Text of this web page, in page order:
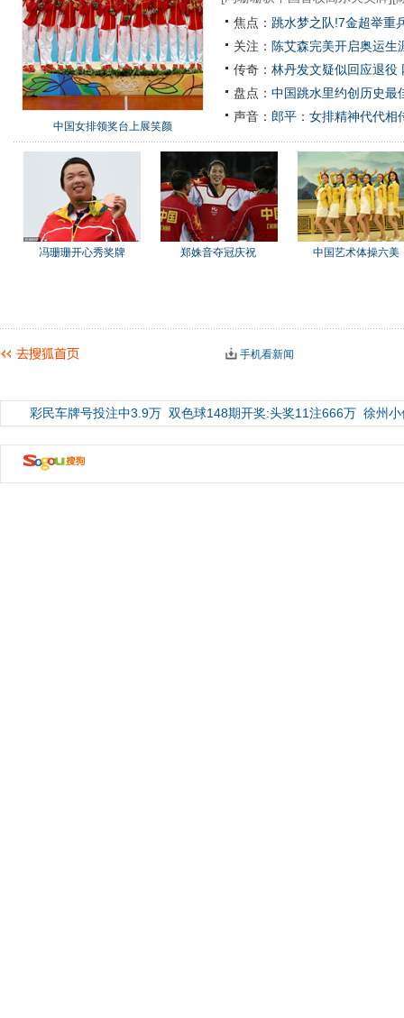
中国女排领奖台上展笑颜
焦点： 跳水梦之队!7金超举重
关注： 陈艾森完美开启奥运
传奇： 林丹发文疑似回应退役
盘点： 中国跳水里约创历史最
声音： 郎平：女排精神代代相
冯珊珊开心秀奖牌 郑姝音夺冠庆祝 中国艺术体操六美
手机看新闻
彩民车牌号投注中3.9万 双色球148期开奖:头奖11注666万 徐州